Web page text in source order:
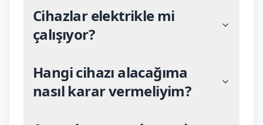
Cihazlar elektrikle mi
çalışıyor?
Hangi cihazı alacağıma
nasıl karar vermeliyim?